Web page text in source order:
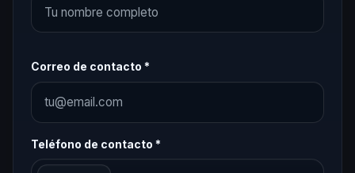
Correo de contacto *
Teléfono de contacto *